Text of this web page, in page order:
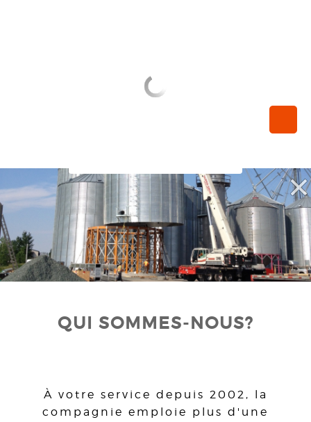
QUI SOMMES-NOUS?
À votre service depuis 2002, la
compagnie emploie plus d'une